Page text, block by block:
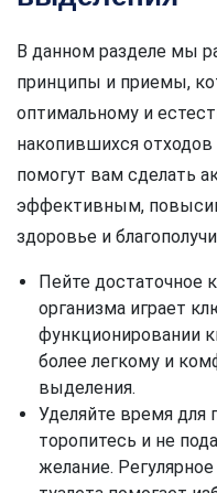
В данном разделе мы
принципы и приемы,
оптимальному и
накопившихся
помогут вам сделать
эффективным,
здоровье и
Пейте достаточное
организма играет
функционировании
более легкому и
выделения.
Уделяйте время для
торопитесь и не
желание.